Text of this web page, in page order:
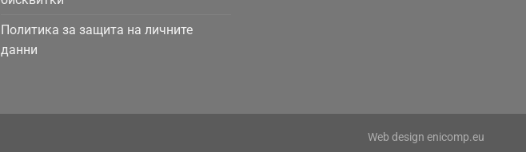
Политика за защита на личните
данни
Web design enicomp.eu